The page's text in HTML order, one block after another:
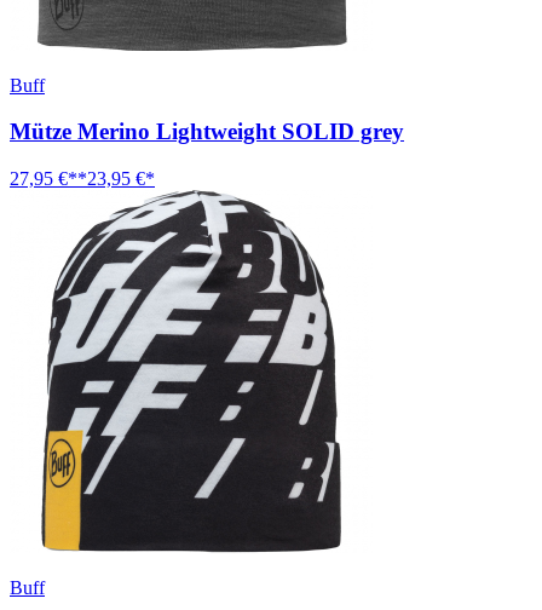
Buff
Mütze Merino Lightweight SOLID grey
27,95 €**23,95 €*
Buff